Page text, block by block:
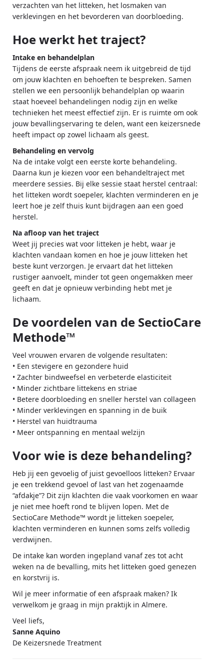
verzachten van het litteken, het losmaken van
verklevingen en het bevorderen van doorbloeding.
Hoe werkt het traject?
Intake en behandelplan
Tijdens de eerste afspraak neem ik uitgebreid de tijd
om jouw klachten en behoeften te bespreken. Samen
stellen we een persoonlijk behandelplan op waarin
staat hoeveel behandelingen nodig zijn en welke
technieken het meest effectief zijn. Er is ruimte om ook
jouw bevallingservaring te delen, want een keizersnede
heeft impact op zowel lichaam als geest.
Behandeling en vervolg
Na de intake volgt een eerste korte behandeling.
Daarna kun je kiezen voor een behandeltraject met
meerdere sessies. Bij elke sessie staat herstel centraal:
het litteken wordt soepeler, klachten verminderen en je
leert hoe je zelf thuis kunt bijdragen aan een goed
herstel.
Na afloop van het traject
Weet jij precies wat voor litteken je hebt, waar je
klachten vandaan komen en hoe je jouw litteken het
beste kunt verzorgen. Je ervaart dat het litteken
rustiger aanvoelt, minder tot geen ongemakken meer
geeft en dat je opnieuw verbinding hebt met je
lichaam.
De voordelen van de SectioCare
Methode™
Veel vrouwen ervaren de volgende resultaten:
• Een stevigere en gezondere huid
• Zachter bindweefsel en verbeterde elasticiteit
• Minder zichtbare littekens en striae
• Betere doorbloeding en sneller herstel van collageen
• Minder verklevingen en spanning in de buik
• Herstel van huidtrauma
• Meer ontspanning en mentaal welzijn
Voor wie is deze behandeling?
Heb jij een gevoelig of juist gevoelloos litteken? Ervaar
je een trekkend gevoel of last van het zogenaamde
“afdakje”? Dit zijn klachten die vaak voorkomen en waar
je niet mee hoeft rond te blijven lopen. Met de
SectioCare Methode™ wordt je litteken soepeler,
klachten verminderen en kunnen soms zelfs volledig
verdwijnen.
De intake kan worden ingepland vanaf zes tot acht
weken na de bevalling, mits het litteken goed genezen
en korstvrij is.
Wil je meer informatie of een afspraak maken? Ik
verwelkom je graag in mijn praktijk in Almere.
Veel liefs,
Sanne Aquino
De Keizersnede Treatment